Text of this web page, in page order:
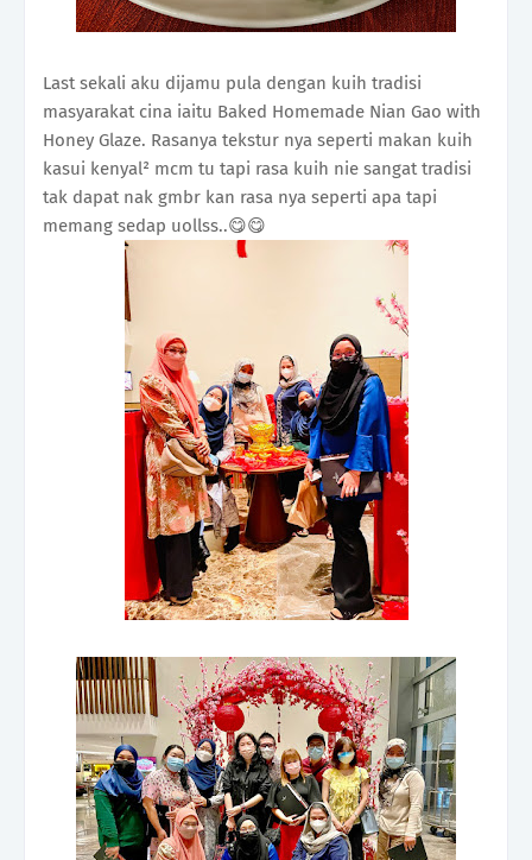
Last sekali aku dijamu pula dengan kuih tradisi
masyarakat cina iaitu Baked Homemade Nian Gao with
Honey Glaze. Rasanya tekstur nya seperti makan kuih
kasui kenyal² mcm tu tapi rasa kuih nie sangat tradisi
tak dapat nak gmbr kan rasa nya seperti apa tapi
memang sedap uollss..😋😋